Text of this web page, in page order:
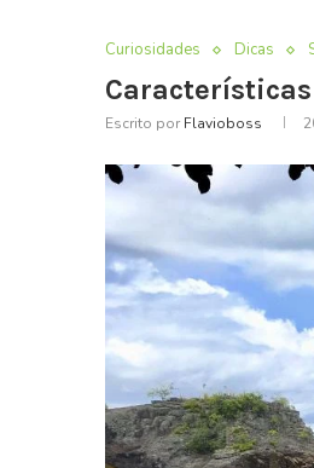
Curiosidades Dicas
Escrito por Flavioboss